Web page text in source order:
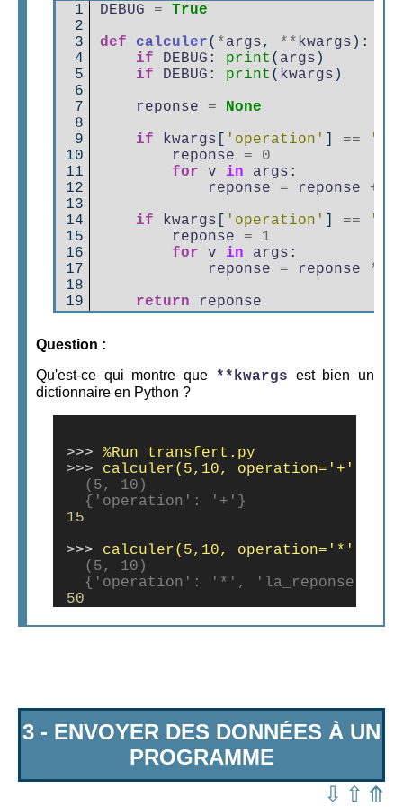
1
2
3
4
5
6
7
8
9
10
11
12
13
14
15
16
17
18
19
DEBUG =
True
def
calculer( *args, **kwargs ):
if
DEBUG : print ( args )
if
DEBUG : print ( kwargs )
reponse
=
None
if
kwargs 'operation' == '+'
reponse
=
0
for
v in args :
reponse
= reponse +
if
kwargs 'operation' == '*'
reponse
=
1
for
v in args :
reponse
= reponse *
return
reponse
Question :
Qu'est-ce qui montre que **kwargs est bien un
dictionnaire en Python ?
>>>
>>>
  (5, 10)
  {'operation': '+'}
15
>>>
  (5, 10)
{'operation': '*', 'la_reponse':
50
3 - ENVOYER DES DONNÉES À UN
PROGRAMME
⇩ ⇧ ⤊